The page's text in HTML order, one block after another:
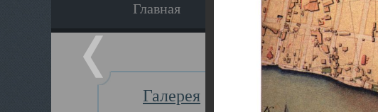
Главная Экскурсия
Галерея
Главная